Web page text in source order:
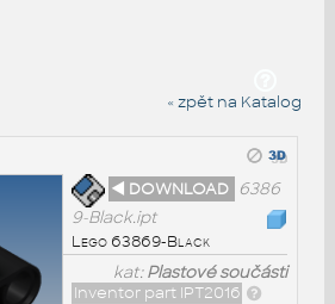
« zpět na Katalog
◄ DOWNLOAD
6386
9-Black.ipt
Lego 63869-Black
kat:Plastové součásti
Inventor part IPT2016